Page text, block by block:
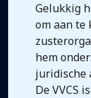
Gelukkig
om aan te
hem
juridische
De VVCS